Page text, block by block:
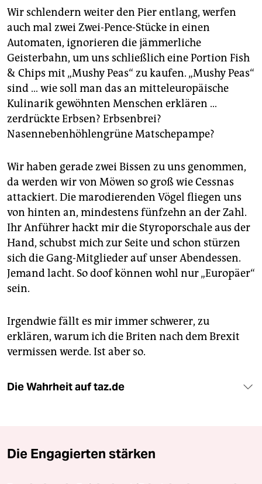
Wir schlendern weiter den Pier entlang, werfen
auch mal zwei Zwei-Pence-Stücke in einen
Automaten, ignorieren die jämmerliche
Geisterbahn, um uns schließlich eine Portion Fish
& Chips mit „Mushy Peas“ zu kaufen. „Mushy Peas“
sind … wie soll man das an mitteleuropäische
Kulinarik gewöhnten Menschen erklären …
zerdrückte Erbsen? Erbsenbrei?
Nasennebenhöhlengrüne Matschepampe?
Wir haben gerade zwei Bissen zu uns genommen,
da werden wir von Möwen so groß wie Cessnas
attackiert. Die marodierenden Vögel fliegen uns
von hinten an, mindestens fünfzehn an der Zahl.
Ihr Anführer hackt mir die Styroporschale aus der
Hand, schubst mich zur Seite und schon stürzen
sich die Gang-Mitglieder auf unser Abendessen.
Jemand lacht. So doof können wohl nur „Europäer“
sein.
Irgendwie fällt es mir immer schwerer, zu
erklären, warum ich die Briten nach dem Brexit
vermissen werde. Ist aber so.
Die Wahrheit auf taz.de
Die Engagierten stärken